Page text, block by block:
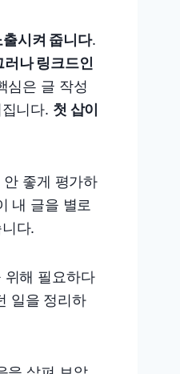
시켜 줍니다.
러나 링크드인
심은 글 작성
니다. 첫 삽이
좋게 평가하
내 글을 별로
다.
위해 필요하다
일을 정리하